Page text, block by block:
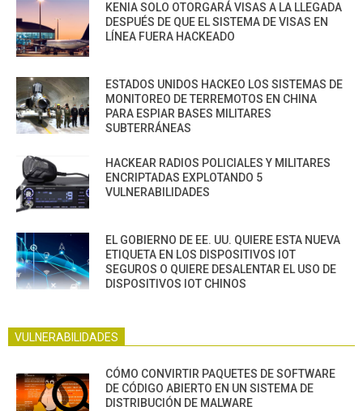
KENIA SOLO OTORGARÁ VISAS A LA LLEGADA
DESPUÉS DE QUE EL SISTEMA DE VISAS EN
LÍNEA FUERA HACKEADO
ESTADOS UNIDOS HACKEO LOS SISTEMAS DE
MONITOREO DE TERREMOTOS EN CHINA
PARA ESPIAR BASES MILITARES
SUBTERRÁNEAS
HACKEAR RADIOS POLICIALES Y MILITARES
ENCRIPTADAS EXPLOTANDO 5
VULNERABILIDADES
EL GOBIERNO DE EE. UU. QUIERE ESTA NUEVA
ETIQUETA EN LOS DISPOSITIVOS IOT
SEGUROS O QUIERE DESALENTAR EL USO DE
DISPOSITIVOS IOT CHINOS
VULNERABILIDADES
CÓMO CONVIRTIR PAQUETES DE SOFTWARE
DE CÓDIGO ABIERTO EN UN SISTEMA DE
DISTRIBUCIÓN DE MALWARE